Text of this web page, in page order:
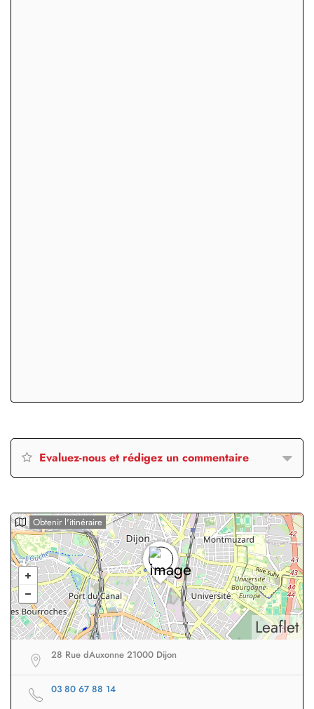
Evaluez-nous et rédigez un commentaire
Leaflet
Obtenir l'itinéraire
28 Rue dAuxonne 21000 Dijon
03 80 67 88 14